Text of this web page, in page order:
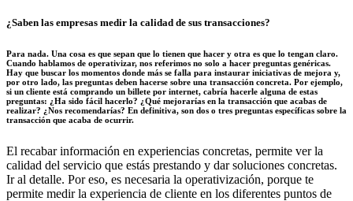
¿Saben las empresas medir la calidad de sus transacciones?
Para nada. Una cosa es que sepan que lo tienen que hacer y otra es que lo tengan claro.
Cuando hablamos de operativizar, nos referimos no solo a hacer preguntas genéricas.
Hay que buscar los momentos donde más se falla para instaurar iniciativas de mejora y,
por otro lado, las preguntas deben hacerse sobre una transacción concreta. Por ejemplo,
si un cliente está comprando un billete por internet, cabría hacerle alguna de estas
preguntas: ¿Ha sido fácil hacerlo? ¿Qué mejorarías en la transacción que acabas de
realizar? ¿Nos recomendarías? En definitiva, son dos o tres preguntas específicas sobre la
transacción que acaba de ocurrir.
El recabar información en experiencias concretas, permite ver la
calidad del servicio que estás prestando y dar soluciones concretas.
Ir al detalle. Por eso, es necesaria la operativización, porque te
permite medir la experiencia de cliente en los diferentes puntos de